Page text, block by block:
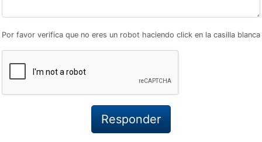
Por favor verifica que no eres un robot haciendo click en la casilla blanca